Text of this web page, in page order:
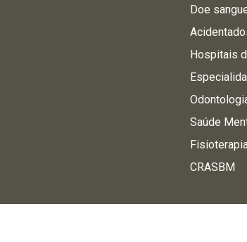
Doe
Hospitais
Saúde
CRASBM